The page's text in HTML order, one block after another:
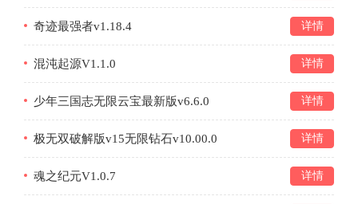
奇迹最强者v1.18.4 详情
混沌起源V1.1.0 详情
少年三国志无限云宝最新版v6.6.0 详情
极无双破解版v15无限钻石v10.00.0 详情
魂之纪元V1.0.7 详情